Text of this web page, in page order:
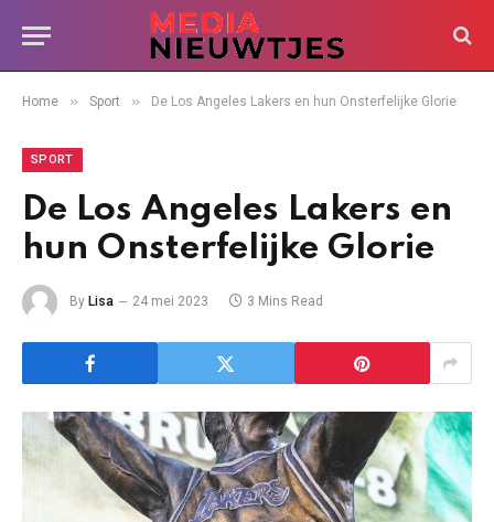
Home » Sport » De Los Angeles Lakers en hun Onsterfelijke Glorie
SPORT
De Los Angeles Lakers en
hun Onsterfelijke Glorie
By Lisa 24 mei 2023 3 Mins Read